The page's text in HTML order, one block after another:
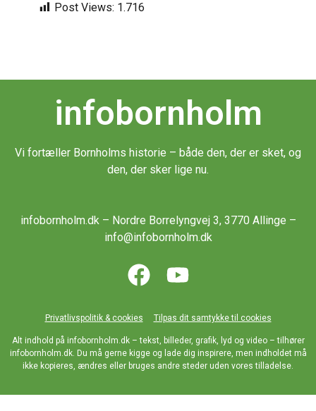
Post Views: 1.716
infobornholm
Vi fortæller Bornholms historie – både den, der er sket, og
den, der sker lige nu.
infobornholm.dk – Nordre Borrelyngvej 3, 3770 Allinge –
info@infobornholm.dk
Privatlivspolitik & cookies Tilpas dit samtykke til cookies
Alt indhold på infobornholm.dk – tekst, billeder, grafik, lyd og video – tilhører
infobornholm.dk. Du må gerne kigge og lade dig inspirere, men indholdet må
ikke kopieres, ændres eller bruges andre steder uden vores tilladelse.